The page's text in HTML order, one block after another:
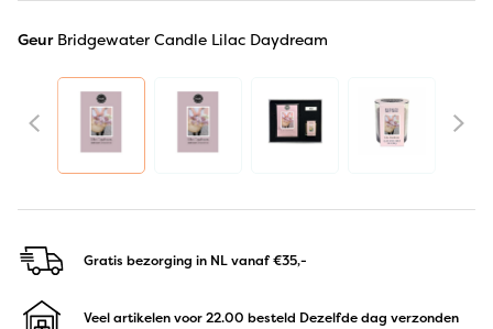
Geur Bridgewater Candle Lilac Daydream
Gratis bezorging in NLvanaf €35,-
Veel artikelen voor 22.00 besteld Dezelfde dag verzonden